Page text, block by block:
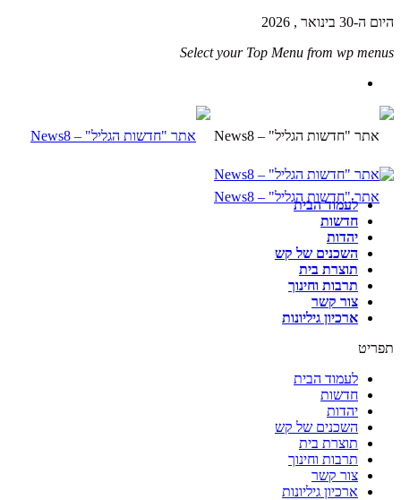
היום ה-30 בינואר , 2026
Select your Top Menu from wp menus
לעמוד הבית
חדשות
יהדות
השכנים של קש
תוצרת בית
תרבות וחינוך
צור קשר
ארכיון גיליונות
תפריט
לעמוד הבית
חדשות
יהדות
השכנים של קש
תוצרת בית
תרבות וחינוך
צור קשר
ארכיון גיליונות